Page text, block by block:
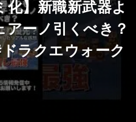
化】新職新武器よ
アーノ引くべき？
ラクエウォーク